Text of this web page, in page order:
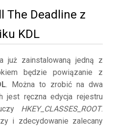
The Deadline z
KDL
już zainstalowaną jedną z
będzie powiązanie z
. Można to zrobić na dwa
ręczna edycja rejestru
HKEY_CLASSES_ROOT.
i zdecydowanie zalecany